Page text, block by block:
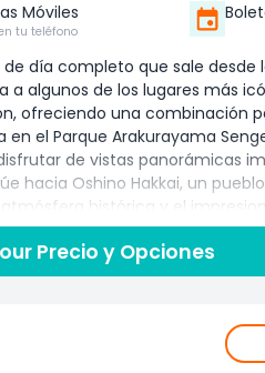
Móviles
tu teléfono
día completo que sale desde
a algunos de los lugares más
ofreciendo una combinación
el Parque Arakurayama
de vistas panorámicas
hacia Oshino Hakkai, un
histórica y el
uno de los mejores
en el popular punto de
que encanta a viajeros de
Precio y Opciones